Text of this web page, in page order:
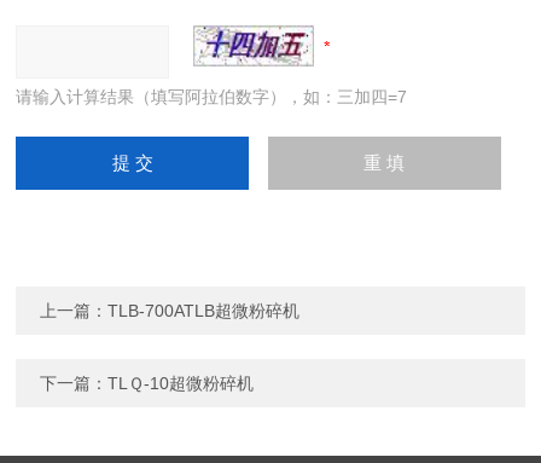
请输入计算结果（填写阿拉伯数字），如：三加四=7
上一篇：TLB-700ATLB超微粉碎机
下一篇：TLＱ-10超微粉碎机